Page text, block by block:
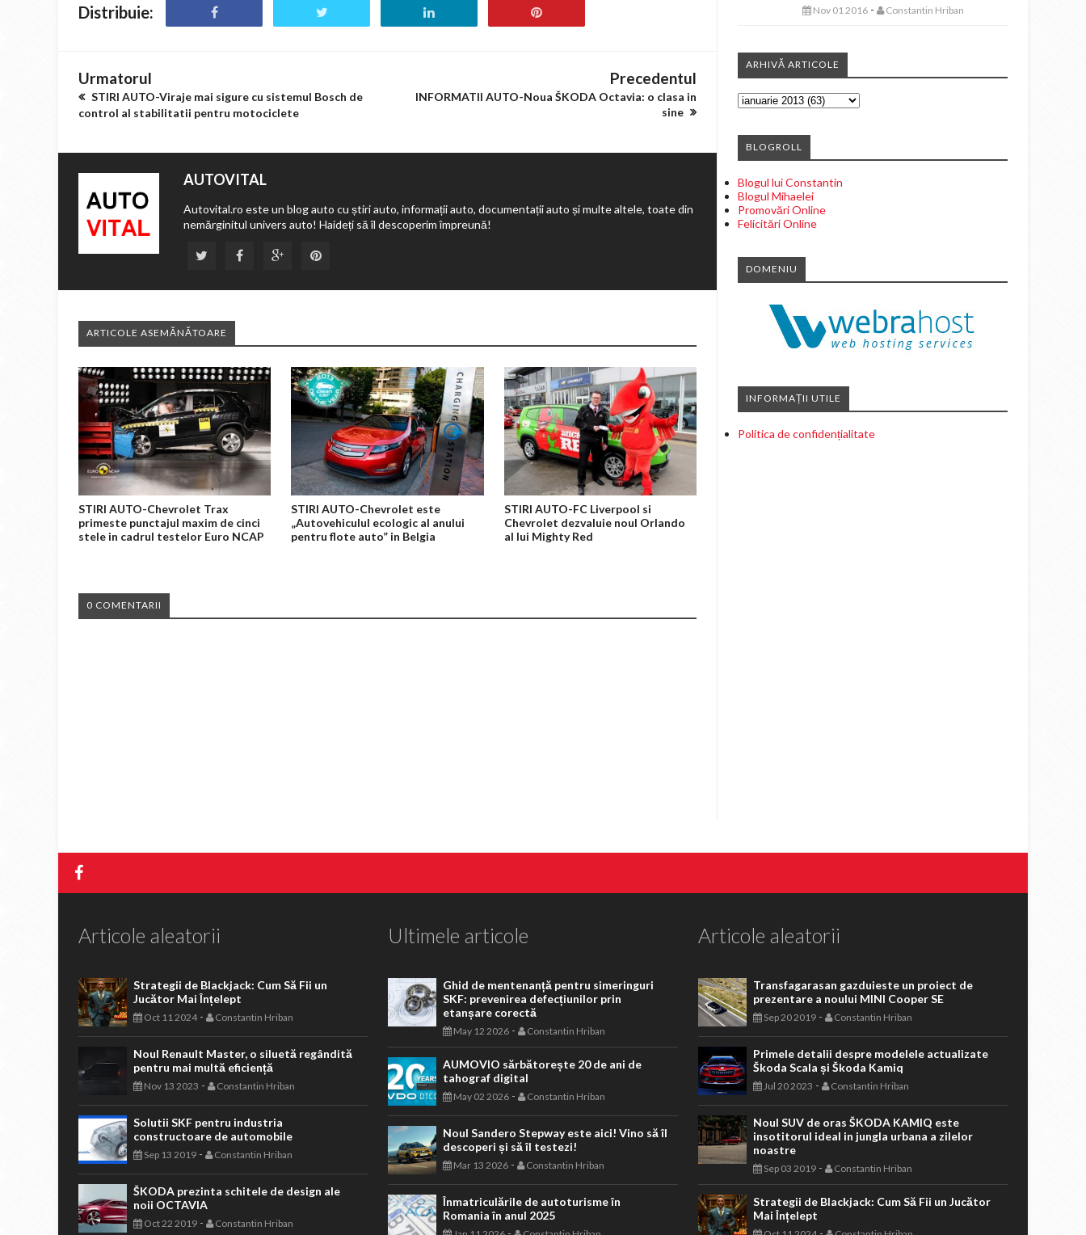
Distribuie:
Urmatorul
STIRI AUTO-Viraje mai sigure cu sistemul Bosch de
control al stabilitatii pentru motociclete
Precedentul
INFORMATII AUTO-Noua ŠKODA Octavia: o clasa in
sine
AUTOVITAL
Autovital.ro este un blog auto cu știri auto, informații auto, documentații auto și multe altele, toate din
nemărginitul univers auto! Haideți să îl descoperim împreună!
ARTICOLE ASEMĂNĂTOARE
STIRI AUTO-Chevrolet Trax
primeste punctajul maxim de cinci
stele in cadrul testelor Euro NCAP
STIRI AUTO-Chevrolet este
„Autovehiculul ecologic al anului
pentru flote auto” in Belgia
STIRI AUTO-FC Liverpool si
Chevrolet dezvaluie noul Orlando
al lui Mighty Red
0 COMENTARII
Nov 01 2016 - Constantin Hriban
ARHIVĂ ARTICOLE
BLOGROLL
Blogul lui Constantin
Blogul Mihaelei
Promovări Online
Felicitări Online
DOMENIU
INFORMAȚII UTILE
Politica de confidențialitate
Articole aleatorii
Strategii de Blackjack: Cum Să Fii un
Jucător Mai Înțelept
Oct 11 2024- Constantin Hriban
Noul Renault Master, o siluetă regândită
pentru mai multă eficiență
Nov 13 2023 - Constantin Hriban
Solutii SKF pentru industria
constructoare de automobile
Sep 13 2019 - Constantin Hriban
ŠKODA prezinta schitele de design ale
noii OCTAVIA
Oct 22 2019 - Constantin Hriban
Ultimele articole
Ghid de mentenanță pentru simeringuri
SKF: prevenirea defecțiunilor prin
etanșare corectă
May 12 2026 - Constantin Hriban
AUMOVIO sărbătorește 20 de ani de
tahograf digital
May 02 2026 - Constantin Hriban
Noul Sandero Stepway este aici! Vino să îl
descoperi și să îl testezi!
Mar 13 2026 - Constantin Hriban
Înmatriculările de autoturisme în
Romania în anul 2025
Articole aleatorii
Transfagarasan gazduieste un proiect de
prezentare a noului MINI Cooper SE
Sep 20 2019- Constantin Hriban
Primele detalii despre modelele actualizate
Škoda Scala și Škoda Kamiq
Jul 20 2023 - Constantin Hriban
Noul SUV de oras ŠKODA KAMIQ este
insotitorul ideal in jungla urbana a zilelor
noastre
Sep 03 2019- Constantin Hriban
Strategii de Blackjack: Cum Să Fii un Jucător
Mai Înțelept